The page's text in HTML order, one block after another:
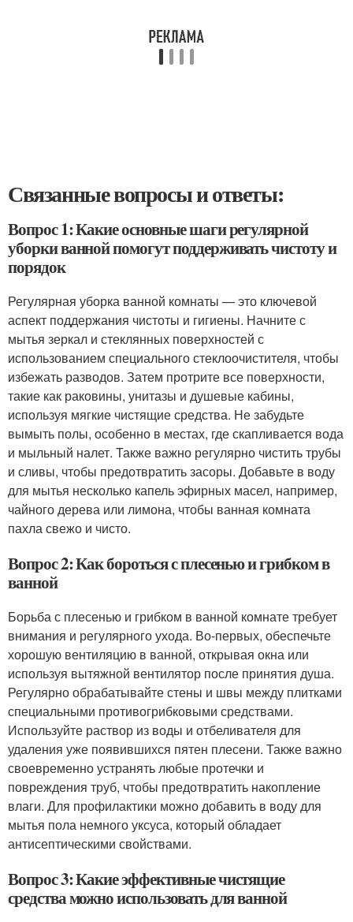
Связанные вопросы и ответы:
Вопрос 1: Какие основные шаги регулярной
уборки ванной помогут поддерживать чистоту и
порядок
Регулярная уборка ванной комнаты — это ключевой
аспект поддержания чистоты и гигиены. Начните с
мытья зеркал и стеклянных поверхностей с
использованием специального стеклоочистителя, чтобы
избежать разводов. Затем протрите все поверхности,
такие как раковины, унитазы и душевые кабины,
используя мягкие чистящие средства. Не забудьте
вымыть полы, особенно в местах, где скапливается вода
и мыльный налет. Также важно регулярно чистить трубы
и сливы, чтобы предотвратить засоры. Добавьте в воду
для мытья несколько капель эфирных масел, например,
чайного дерева или лимона, чтобы ванная комната
пахла свежо и чисто.
Вопрос 2: Как бороться с плесенью и грибком в
ванной
Борьба с плесенью и грибком в ванной комнате требует
внимания и регулярного ухода. Во-первых, обеспечьте
хорошую вентиляцию в ванной, открывая окна или
используя вытяжной вентилятор после принятия душа.
Регулярно обрабатывайте стены и швы между плитками
специальными противогрибковыми средствами.
Используйте раствор из воды и отбеливателя для
удаления уже появившихся пятен плесени. Также важно
своевременно устранять любые протечки и
повреждения труб, чтобы предотвратить накопление
влаги. Для профилактики можно добавить в воду для
мытья пола немного уксуса, который обладает
антисептическими свойствами.
Вопрос 3: Какие эффективные чистящие
средства можно использовать для ванной